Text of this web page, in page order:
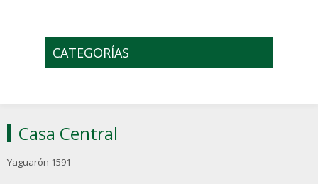
CATEGORÍAS
Casa Central
Yaguarón 1591